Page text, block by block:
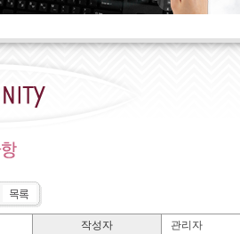
작성자 관리자